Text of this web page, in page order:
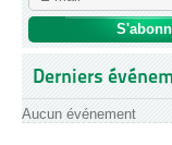
Derniers
Aucun événement